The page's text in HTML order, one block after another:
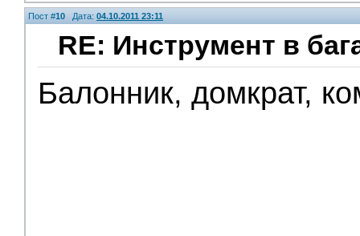
Пост #10 Дата: 04.10.2011 23:11
RE: Инструмент в
Балонник, домкрат,